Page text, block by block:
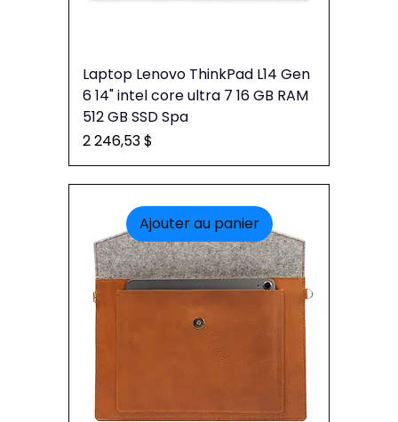
Laptop Lenovo ThinkPad L14 Gen
6 14" intel core ultra 7 16 GB RAM
512 GB SSD Spa
Prix
2 246,53 $
Ajouter au panier